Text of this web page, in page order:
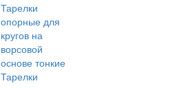
Тарелки
опорные для
кругов на
ворсовой
основе тонкие
Тарелки